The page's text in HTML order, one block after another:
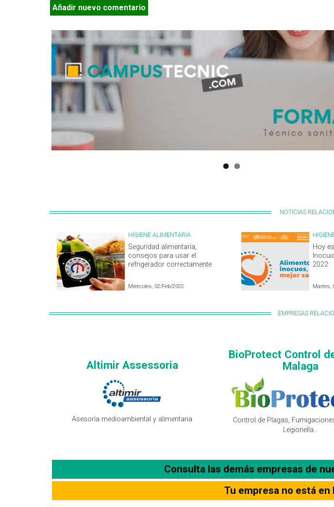
Añadir nuevo comentario
NOTICIAS
HIGIENE ALIMENTARIA
Seguridad alimentaria,
consejos para usar el
refrigerador correctamente
Miércoles, 02/Feb/2022
Hoy
2022
Martes,
EMPRESAS
Altimir Assessoria
Asesoría medioambiental y alimentaria
BioProtect Control
Malaga
Control de Plagas,
Legionella...
Consulta las demás empresas de
Tu empresa no está en